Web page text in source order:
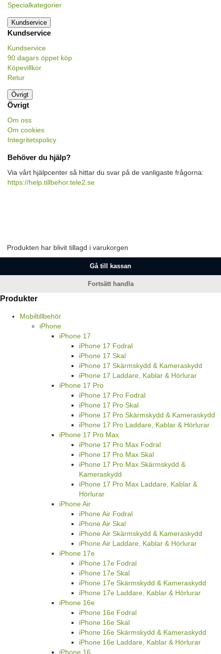
Specialkategorier
Kundservice
Kundservice
Kundservice
90 dagars öppet köp
Köpevillkor
Retur
Övrigt
Övrigt
Om oss
Om cookies
Integritetspolicy
Behöver du hjälp?
Via vårt hjälpcenter så hittar du svar på de vanligaste frågorna:
https://help.tillbehor.tele2.se
Produkten har blivit tillagd i varukorgen
Gå till kassan
Fortsätt handla
Produkter
Mobiltillbehör
iPhone
iPhone 17
iPhone 17 Fodral
iPhone 17 Skal
iPhone 17 Skärmskydd & Kameraskydd
iPhone 17 Laddare, Kablar & Hörlurar
iPhone 17 Pro
iPhone 17 Pro Fodral
iPhone 17 Pro Skal
iPhone 17 Pro Skärmskydd & Kameraskydd
iPhone 17 Pro Laddare, Kablar & Hörlurar
iPhone 17 Pro Max
iPhone 17 Pro Max Fodral
iPhone 17 Pro Max Skal
iPhone 17 Pro Max Skärmskydd &
Kameraskydd
iPhone 17 Pro Max Laddare, Kablar &
Hörlurar
iPhone Air
iPhone Air Fodral
iPhone Air Skal
iPhone Air Skärmskydd & Kameraskydd
iPhone Air Laddare, Kablar & Hörlurar
iPhone 17e
iPhone 17e Fodral
iPhone 17e Skal
iPhone 17e Skärmskydd & Kameraskydd
iPhone 17e Laddare, Kablar & Hörlurar
iPhone 16e
iPhone 16e Fodral
iPhone 16e Skal
iPhone 16e Skärmskydd & Kameraskydd
iPhone 16e Laddare, Kablar & Hörlurar
iPhone 16